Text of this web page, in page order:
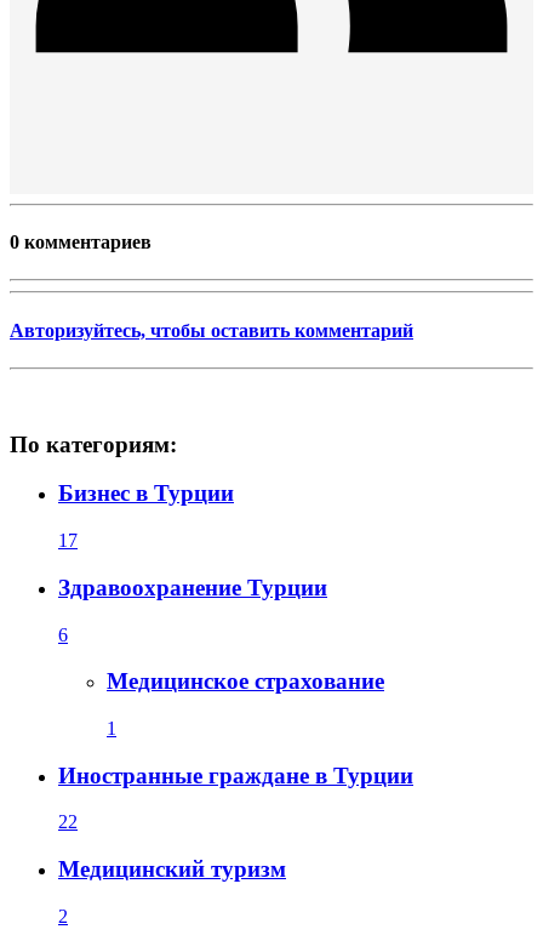
0 комментариев
Авторизуйтесь, чтобы оставить комментарий
По категориям:
Бизнес в Турции
17
Здравоохранение Турции
6
Медицинское страхование
1
Иностранные граждане в Турции
22
Медицинский туризм
2